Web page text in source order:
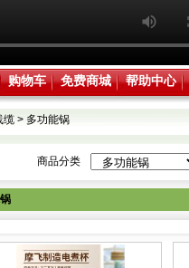
购物车 免费商城 帮助中心
缆> 多功能锅
商品分类